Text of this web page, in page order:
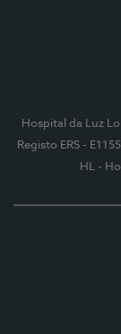
Hospital da Luz
Registo ERS -
HL -